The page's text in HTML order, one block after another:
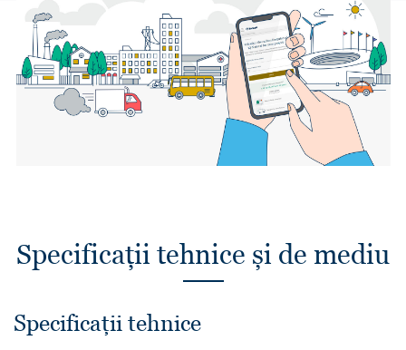
Specificații tehnice și de mediu
Specificații tehnice